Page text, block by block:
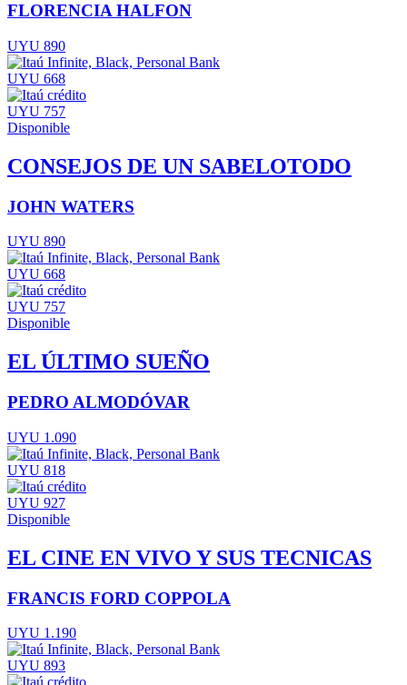
FLORENCIA HALFON
UYU 890
UYU 668
UYU 757
Disponible
CONSEJOS DE UN SABELOTODO
JOHN WATERS
UYU 890
UYU 668
UYU 757
Disponible
EL ÚLTIMO SUEÑO
PEDRO ALMODÓVAR
UYU 1.090
UYU 818
UYU 927
Disponible
EL CINE EN VIVO Y SUS TECNICAS
FRANCIS FORD COPPOLA
UYU 1.190
UYU 893